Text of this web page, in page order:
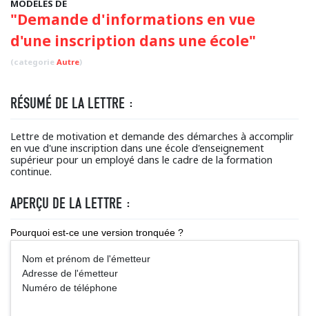
MODÈLES DE
"Demande d'informations en vue
d'une inscription dans une école"
(categorie Autre)
RÉSUMÉ DE LA LETTRE :
Lettre de motivation et demande des démarches à accomplir
en vue d'une inscription dans une école d'enseignement
supérieur pour un employé dans le cadre de la formation
continue.
APERÇU DE LA LETTRE :
Pourquoi est-ce une version tronquée ?
Nom et prénom de l'émetteur
Adresse de l'émetteur
Numéro de téléphone